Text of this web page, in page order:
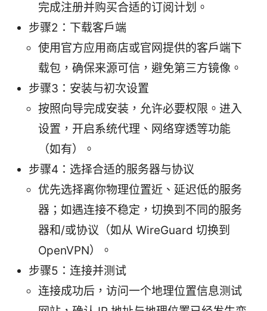
完成注册并购买合适的订阅计划。
步骤2：下载客户端
使用官方应用商店或官网提供的客户端下
载包，确保来源可信，避免第三方镜像。
步骤3：安装与初次设置
按照向导完成安装，允许必要权限。进入
设置，开启系统代理、网络穿透等功能
（如有）。
步骤4：选择合适的服务器与协议
优先选择离你物理位置近、延迟低的服务
器；如遇连接不稳定，切换到不同的服务
器和/或协议（如从 WireGuard 切换到
OpenVPN）。
步骤5：连接并测试
连接成功后，访问一个地理位置信息测试